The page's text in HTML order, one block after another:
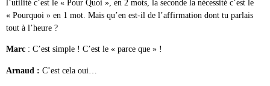
l’utilité c’est le « Pour Quoi », en 2 mots, la seconde la nécessité c’est le
« Pourquoi » en 1 mot. Mais qu’en est-il de l’affirmation dont tu parlais
tout à l’heure ?
Marc : C’est simple ! C’est le « parce que » !
Arnaud : C’est cela oui…